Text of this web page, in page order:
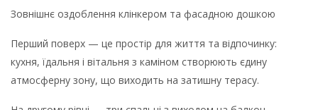
Зовнішнє оздоблення клінкером та фасадною дошкою
Перший поверх — це простір для життя та відпочинку:
кухня, їдальня і вітальня з каміном створюють єдину
атмосферну зону, що виходить на затишну терасу.